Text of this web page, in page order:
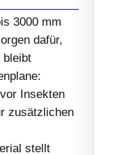
3000 mm
dafür,
bleibt
Insekten
zusätzlichen
stellt